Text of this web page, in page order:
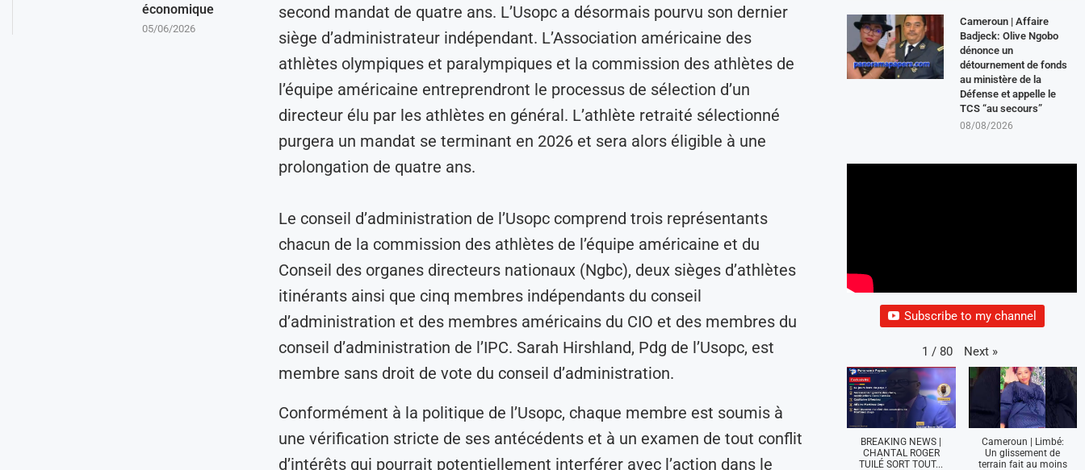
second mandat de quatre ans. L’Usopc a désormais pourvu son dernier
siège d’administrateur indépendant. L’Association américaine des
athlètes olympiques et paralympiques et la commission des athlètes de
l’équipe américaine entreprendront le processus de sélection d’un
directeur élu par les athlètes en général. L’athlète retraité sélectionné
purgera un mandat se terminant en 2026 et sera alors éligible à une
prolongation de quatre ans.
Le conseil d’administration de l’Usopc comprend trois représentants
chacun de la commission des athlètes de l’équipe américaine et du
Conseil des organes directeurs nationaux (Ngbc), deux sièges d’athlètes
itinérants ainsi que cinq membres indépendants du conseil
d’administration et des membres américains du CIO et des membres du
conseil d’administration de l’IPC. Sarah Hirshland, Pdg de l’Usopc, est
membre sans droit de vote du conseil d’administration.
Conformément à la politique de l’Usopc, chaque membre est soumis à
une vérification stricte de ses antécédents et à un examen de tout conflit
d’intérêts qui pourrait potentiellement interférer avec l’action dans le
Cameroun | Affaire
Badjeck: Olive Ngobo
dénonce un
détournement de fonds
au ministère de la
Défense et appelle le
TCS “au secours”
08/08/2026
Subscribe to my channel
1 / 80 Next »
BREAKING NEWS |
CHANTAL ROGER
TUILÉ SORT TOUT...
Cameroun | Limbé:
Un glissement de
terrain fait au moins
économique
05/06/2026